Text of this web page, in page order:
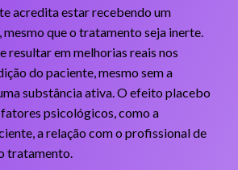
acredita estar recebendo um
que o tratamento seja inerte.
resultar em melhorias reais nos
do paciente, mesmo sem a
substância ativa. O efeito placebo
psicológicos, como a
a relação com o profissional de
tratamento.